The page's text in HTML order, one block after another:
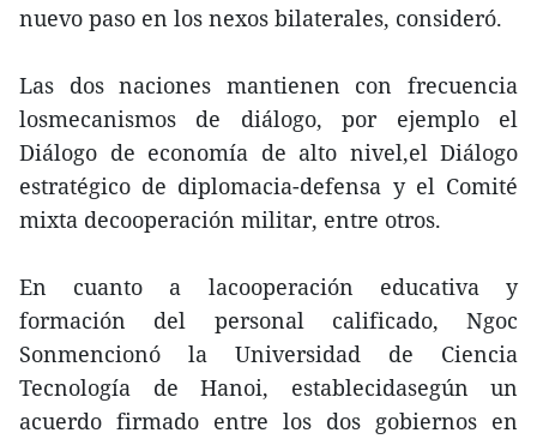
nuevo paso en los nexos bilaterales, consideró.
Las dos naciones mantienen con frecuencia
losmecanismos de diálogo, por ejemplo el
Diálogo de economía de alto nivel,el Diálogo
estratégico de diplomacia-defensa y el Comité
mixta decooperación militar, entre otros.
En cuanto a lacooperación educativa y
formación del personal calificado, Ngoc
Sonmencionó la Universidad de Ciencia
Tecnología de Hanoi, establecidasegún un
acuerdo firmado entre los dos gobiernos en